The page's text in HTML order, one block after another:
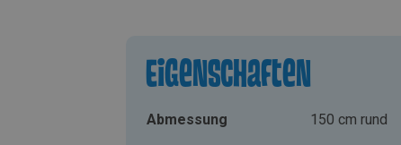
Eigenschaften
Abmessung 150 cm rund